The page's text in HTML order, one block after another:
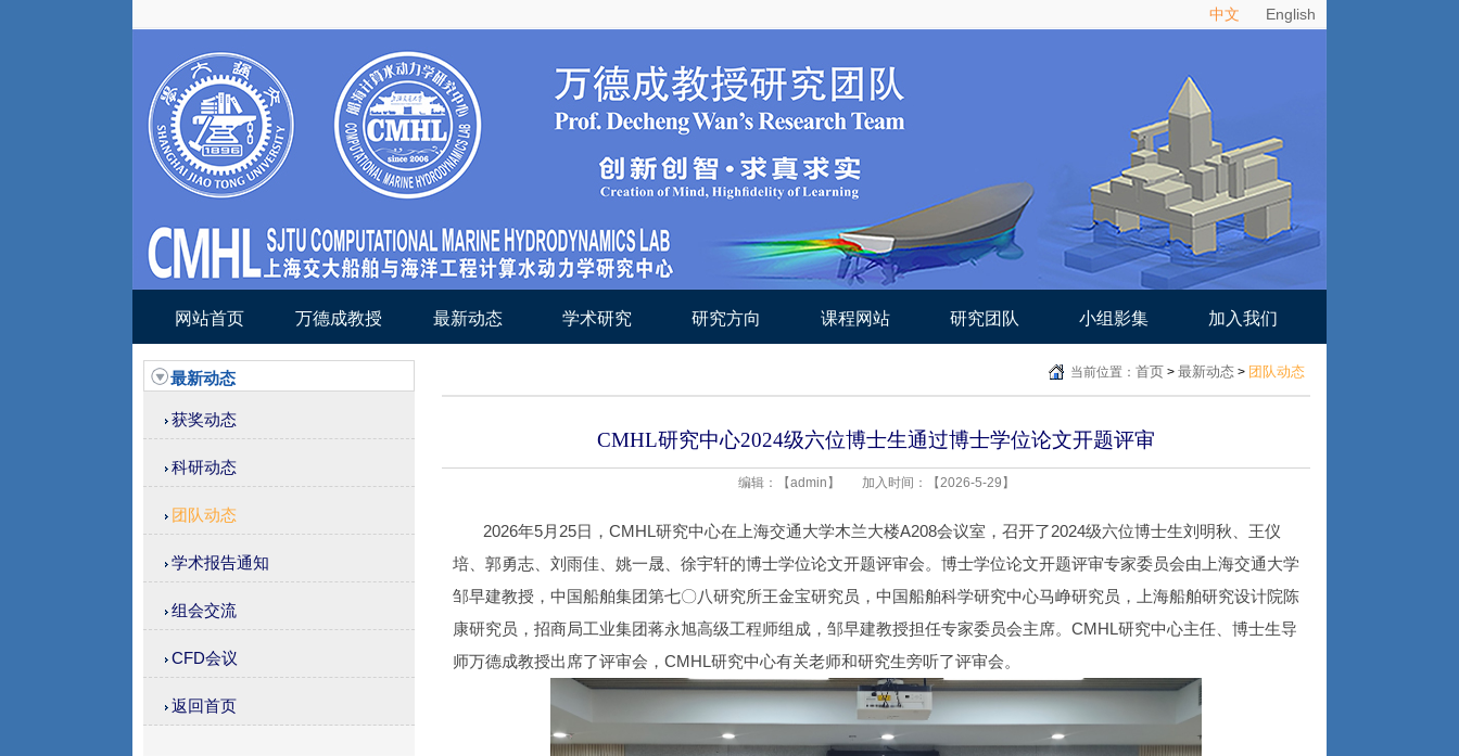
中文 English
网站首页 万德成教授 最新动态 学术研究 研究方向 课程网站 研究团队 小组影集 加入我们
最新动态
获奖动态
科研动态
团队动态
学术报告通知
组会交流
CFD会议
返回首页
当前位置： 首页 > 最新动态 > 团队动态
CMHL研究中心2024级六位博士生通过博士学位论文开题评审
编辑：【admin】 加入时间：【2026-5-29】
2026年5月25日，CMHL研究中心在上海交通大学木兰大楼A208会议室，召开了2024级六位博士生刘明秋、王仪
培、郭勇志、刘雨佳、姚一晟、徐宇轩的博士学位论文开题评审会。博士学位论文开题评审专家委员会由上海交通大学
邹早建教授，中国船舶集团第七〇八研究所王金宝研究员，中国船舶科学研究中心马峥研究员，上海船舶研究设计院陈
康研究员，招商局工业集团蒋永旭高级工程师组成，邹早建教授担任专家委员会主席。CMHL研究中心主任、博士生导
师万德成教授出席了评审会，CMHL研究中心有关老师和研究生旁听了评审会。